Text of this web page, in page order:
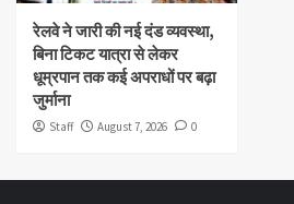
रेलवे ने जारी की नई दंड व्यवस्था,
बिना टिकट यात्रा से लेकर
धूम्रपान तक कई अपराधों पर बढ़ा
जुर्माना
Staff August 7, 2026 0